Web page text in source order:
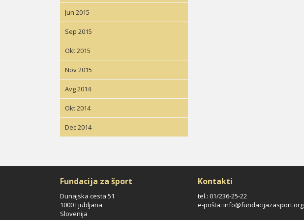
Jun 2015
Sep 2015
Okt 2015
Nov 2015
Avg 2014
Okt 2014
Dec 2014
Fundacija za šport
Dunajska cesta 51
1000 Ljubljana
Slovenija
Kontakti
tel.: 01/236-25-22
e-pošta: info@fundacijazasport.org